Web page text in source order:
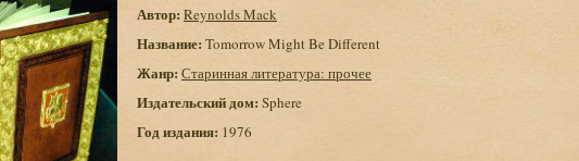
Автор: Reynolds Mack
Название: Tomorrow Might Be Different
Жанр: Старинная литература: прочее
Издательский дом: Sphere
Год издания: 1976